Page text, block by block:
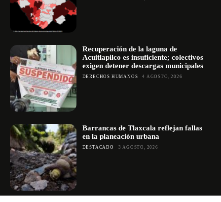
Recuperación de la laguna de
Acuitlapilco es insuficiente; colectivos
exigen detener descargas municipales
DERECHOS HUMANOS 4 AGOSTO, 2026
Barrancas de Tlaxcala reflejan fallas
en la planeación urbana
DESTACADO 3 AGOSTO, 2026